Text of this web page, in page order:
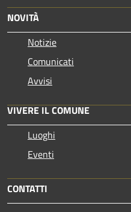
NOVITÀ
Notizie
Comunicati
Avvisi
VIVERE IL COMUNE
Luoghi
Eventi
CONTATTI